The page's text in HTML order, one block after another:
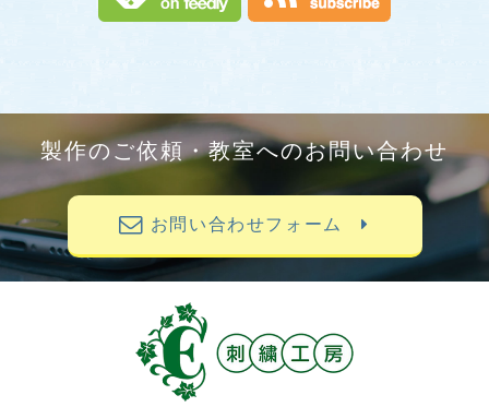
製作のご依頼・教室へのお問い合わせ
お問い合わせフォーム